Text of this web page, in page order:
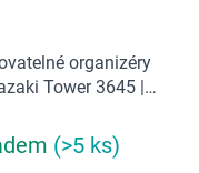
organizéry
Tower 3645 |
(>5 ks)